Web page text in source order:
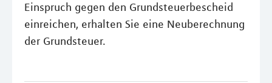
Einspruch gegen den Grundsteuerbescheid
einreichen, erhalten Sie eine Neuberechnung
der Grundsteuer.